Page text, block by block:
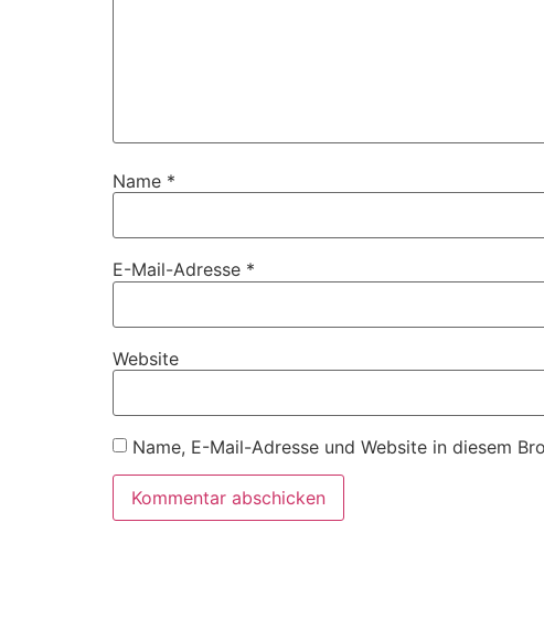
Name *
E-Mail-Adresse *
Website
Name, E-Mail-Adresse und Website in diesem